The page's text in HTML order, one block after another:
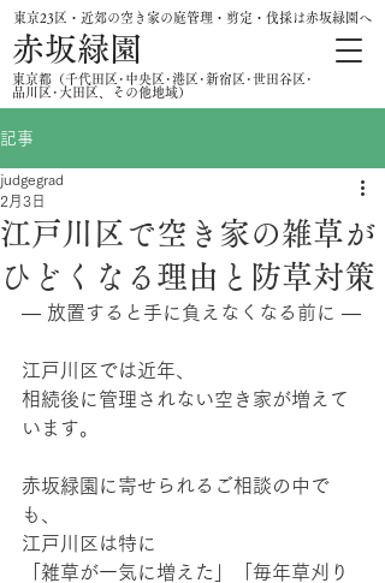
東京23区・近郊の空き家の庭管理・剪定・伐採は赤坂緑園へ
赤坂緑園
​東京都（千代田区･中央区･港区･新宿区･世田谷区･
品川区･大田区、その他地域）
記事
江戸川区で空き家の雑草が
ひどくなる理由と防草対策
judgegrad
2月3日
― 放置すると手に負えなくなる前に ―
江戸川区では近年、
相続後に管理されない空き家が増えて
います。
赤坂緑園に寄せられるご相談の中で
も、
江戸川区は特に
「雑草が一気に増えた」「毎年草刈り